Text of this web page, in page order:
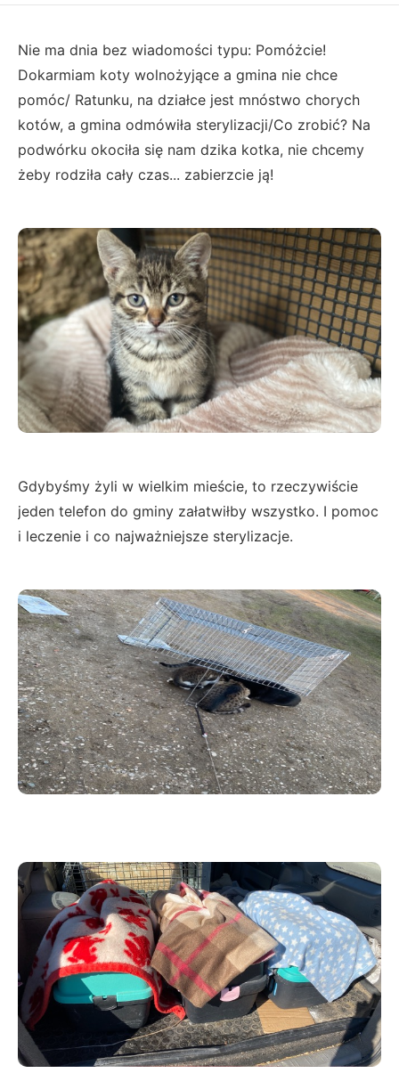
Nie ma dnia bez wiadomości typu: Pomóżcie!
Dokarmiam koty wolnożyjące a gmina nie chce
pomóc/ Ratunku, na działce jest mnóstwo chorych
kotów, a gmina odmówiła sterylizacji/Co zrobić? Na
podwórku okociła się nam dzika kotka, nie chcemy
żeby rodziła cały czas... zabierzcie ją!
Gdybyśmy żyli w wielkim mieście, to rzeczywiście
jeden telefon do gminy załatwiłby wszystko. I pomoc
i leczenie i co najważniejsze sterylizacje.